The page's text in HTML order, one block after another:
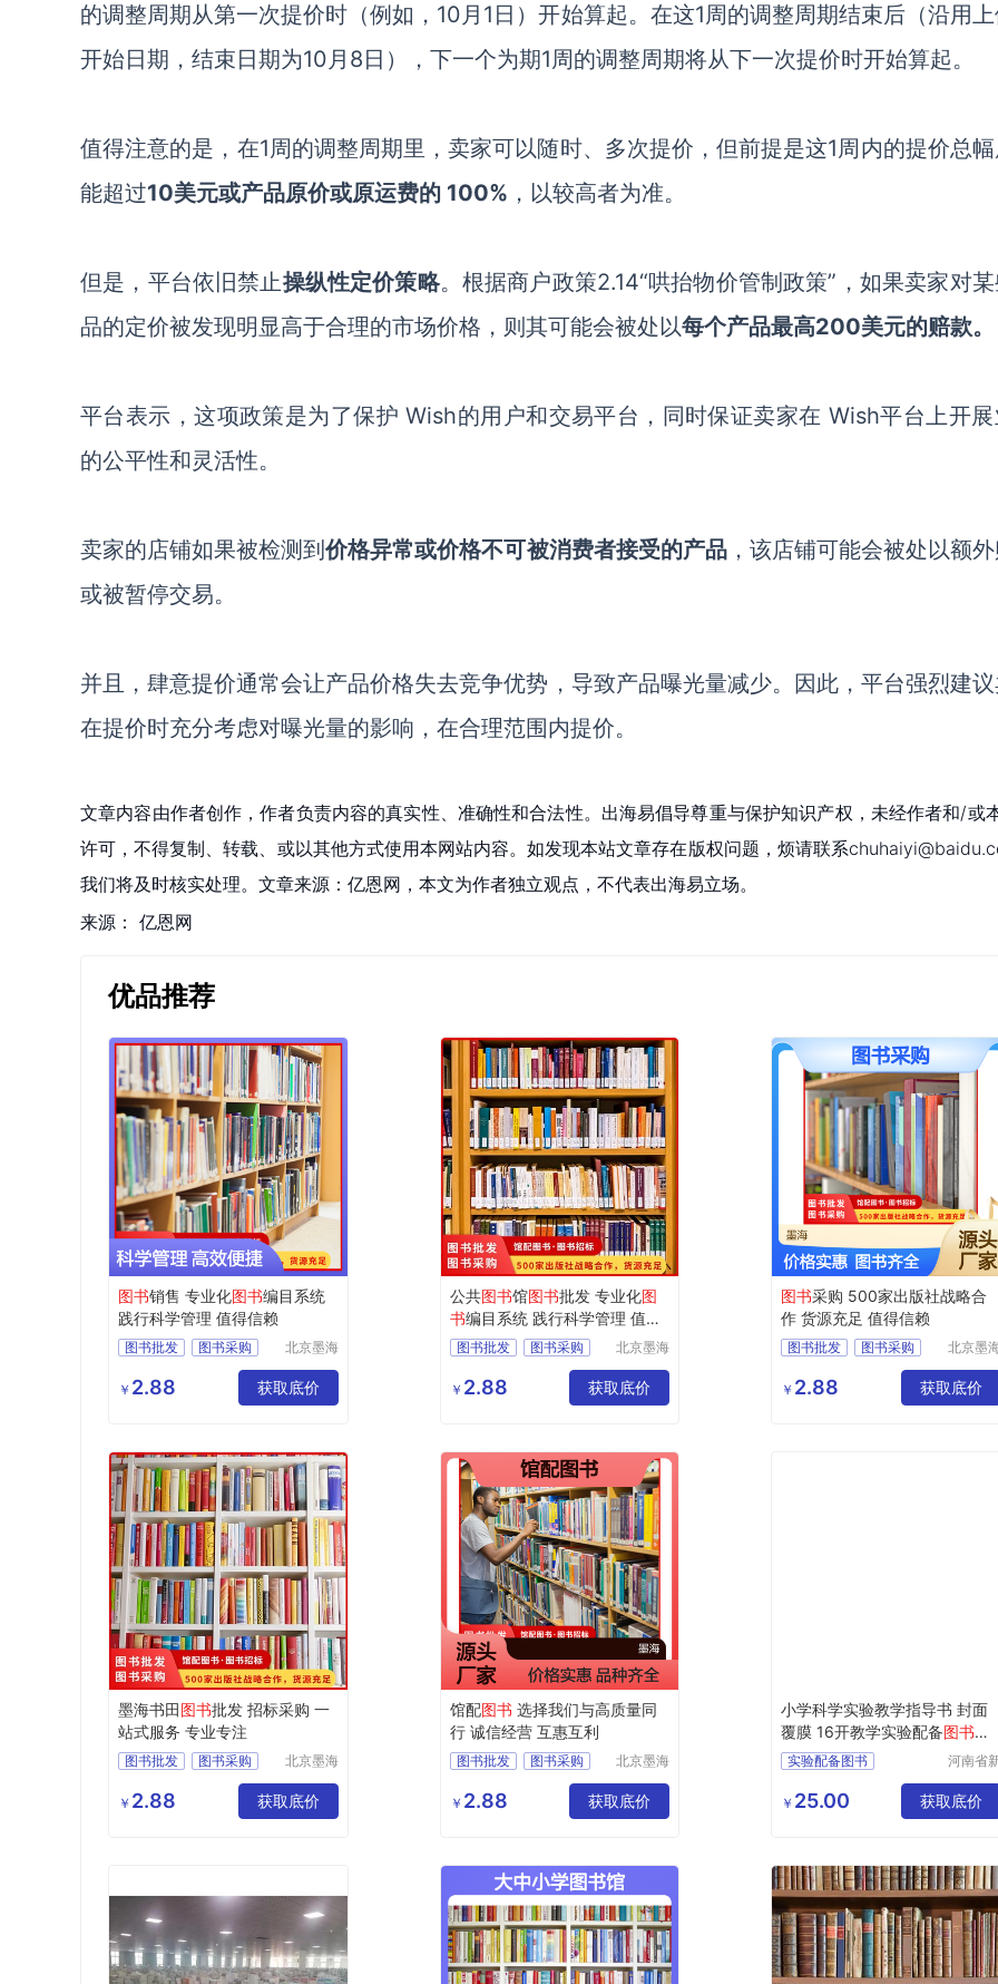
的调整周期从第一次提价时（例如，10月1日）开始算起。在这1周的调整周期结束后（沿用
开始日期，结束日期为10月8日），下一个为期1周的调整周期将从下一次提价时开始算起。
值得注意的是， 在1周的调整周期里，卖家可以随时、多次提价，但前提是这1周内的提价总
能超过10美元或产品原价或原运费的 100% ，以较高者为准。
但是 ， 平台依旧禁止操纵性定价策略。根据商户政策2.14“哄抬物价管制政策”，如果卖家对
品的定价被发现明显高于合理的市场价格，则其可能会被处以每个产品最高200美元的赔款。
平台表示，这项政策是为了保护 Wish的用户和交易平台，同时保证卖家在 Wish平台上开
的公平性和灵活性。
卖家的店铺如果被检测到价格异常或价格不可被消费者接受的产品，该店铺可能会被处以额
或被暂停交易。
并且，肆意提价通常会让产品价格失去竞争优势，导致产品曝光量减少。因此， 平台强烈建议
在提价时充分考虑对曝光量的影响， 在合理范围内提价。
文章内容由作者创作，作者负责内容的真实性、准确性和合法性。出海易倡导尊重与保护知识产权，未经作者和/或
许可，不得复制、转载、或以其他方式使用本网站内容。如发现本站文章存在版权问题，烦请联系
我们将及时核实处理。文章来源：亿恩网，本文为作者独立观点，不代表出海易立场。
来源： 亿恩网
优品推荐
图书销售 专业化图书编目系统
践行科学管理 值得信赖
图书批发
图书采购
图书招标
图书
北京墨海
有限公司
￥ 2.88 获取底价
公共图书馆图书批发 专业化图
书编目系统 践行科学管理 值得
信赖
图书批发
图书采购
图书招标
图书
北京墨海
有限公司
￥ 2.88 获取底价
图书采购 500家出版社战略合
作 货源充足 值得信赖
图书批发
图书采购
图书招标
图书
北京墨
有限公
￥ 2.88 获取底价
墨海书田图书批发 招标采购 一
站式服务 专业专注
图书批发
图书采购
图书招标
图书
北京墨海
有限公司
￥ 2.88 获取底价
馆配图书 选择我们与高质量同
行 诚信经营 互惠互利
图书批发
图书采购
图书招标
图书价格
北京墨海
有限公司
￥ 2.88 获取底价
小学科学实验教学指导书 封面
覆膜 16开教学实验配备图书教
学图书
实验配备图书
指导书图书
科学图书
河南省
区工业
道清路8
￥ 25.00 获取底价